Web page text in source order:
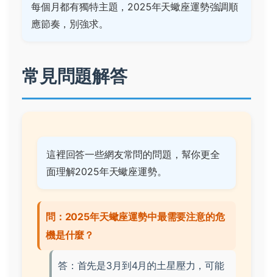
每個月都有獨特主題，2025年天蠍座運勢強調順
應節奏，別強求。
常見問題解答
這裡回答一些網友常問的問題，幫你更全
面理解2025年天蠍座運勢。
問：2025年天蠍座運勢中最需要注意的危
機是什麼？
答：首先是3月到4月的土星壓力，可能